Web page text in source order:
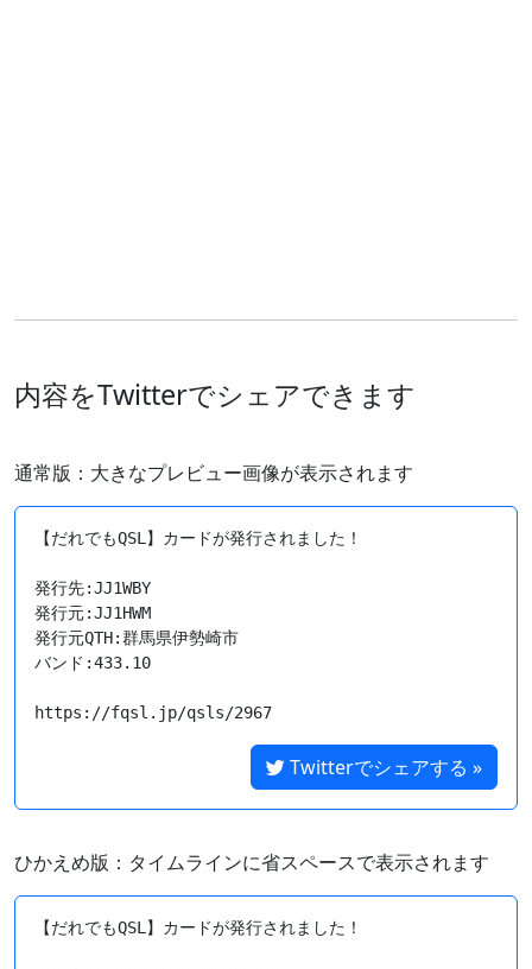
内容をTwitterでシェアできます
通常版：大きなプレビュー画像が表示されます
【だれでもQSL】カードが発行されました！
発行先:JJ1WBY
発行元:JJ1HWM
発行元QTH:群馬県伊勢崎市
バンド:433.10
https://fqsl.jp/qsls/2967
Twitterでシェアする »
ひかえめ版：タイムラインに省スペースで表示されます
【だれでもQSL】カードが発行されました！